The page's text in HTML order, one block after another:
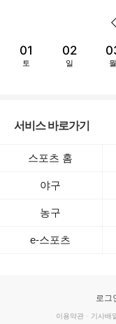
01
토
02
일 월
서비스 바로가기
스포츠 홈
야구
농구
e-스포츠
로그
이용약관 · 기사배